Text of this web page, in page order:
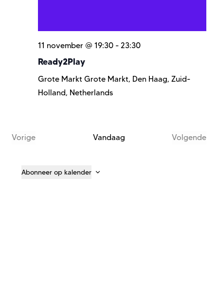
Ready2Play
11 november @ 19:30 - 23:30
Grote Markt Grote Markt, Den Haag, Zuid-
Holland, Netherlands
Vorige
Vandaag
Volgende
Abonneer op kalender